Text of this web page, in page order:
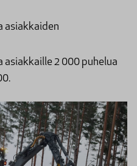
asiakkaiden
2 000 puhelua